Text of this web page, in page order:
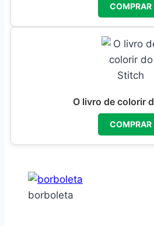
COMPRAR
O livro de colorir
COMPRAR
borboleta